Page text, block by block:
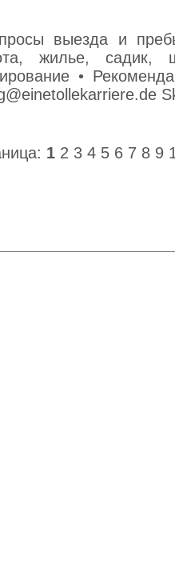
выезда и
жилье, садик,
•
1 2 3 4 5 6 7 8 9